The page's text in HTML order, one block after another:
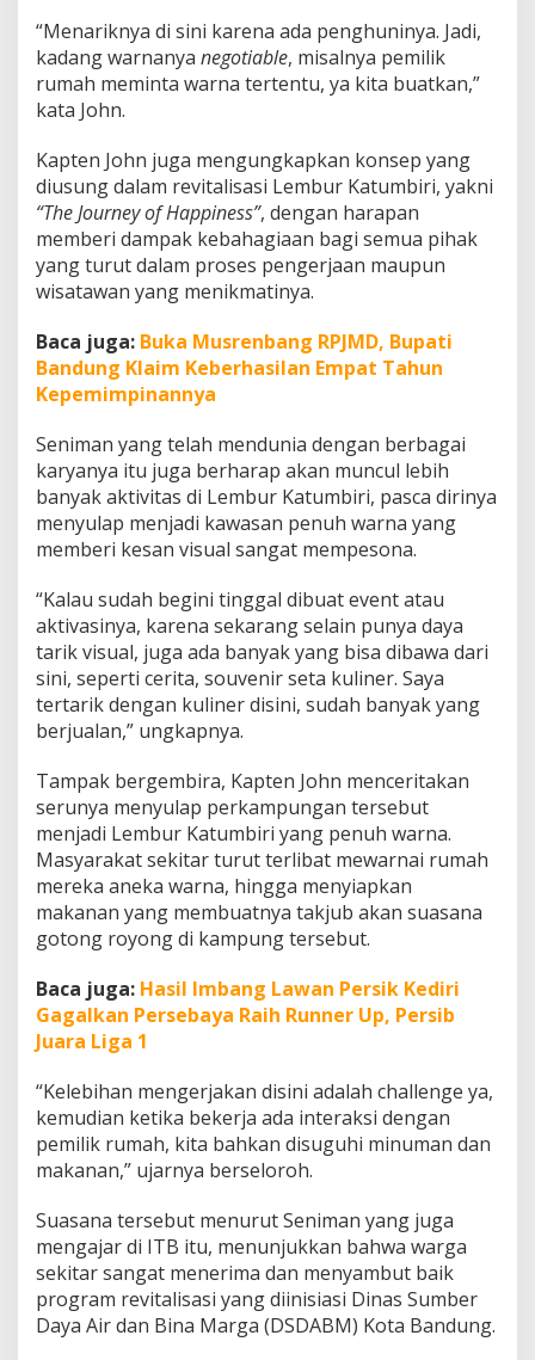
o
u
r
n
o
f
a
p
p
i
s
s
“Menariknya di sini karena ada penghuninya. Jadi,
kadang warnanya negotiable, misalnya pemilik
rumah meminta warna tertentu, ya kita buatkan,”
kata John.
Kapten John juga mengungkapkan konsep yang
diusung dalam revitalisasi Lembur Katumbiri, yakni
“The Journey of Happiness”, dengan harapan
memberi dampak kebahagiaan bagi semua pihak
yang turut dalam proses pengerjaan maupun
wisatawan yang menikmatinya.
Baca juga: Buka Musrenbang RPJMD, Bupati
Bandung Klaim Keberhasilan Empat Tahun
Kepemimpinannya
Seniman yang telah mendunia dengan berbagai
karyanya itu juga berharap akan muncul lebih
banyak aktivitas di Lembur Katumbiri, pasca dirinya
menyulap menjadi kawasan penuh warna yang
memberi kesan visual sangat mempesona.
“Kalau sudah begini tinggal dibuat event atau
aktivasinya, karena sekarang selain punya daya
tarik visual, juga ada banyak yang bisa dibawa dari
sini, seperti cerita, souvenir seta kuliner. Saya
tertarik dengan kuliner disini, sudah banyak yang
berjualan,” ungkapnya.
Tampak bergembira, Kapten John menceritakan
serunya menyulap perkampungan tersebut
menjadi Lembur Katumbiri yang penuh warna.
Masyarakat sekitar turut terlibat mewarnai rumah
mereka aneka warna, hingga menyiapkan
makanan yang membuatnya takjub akan suasana
gotong royong di kampung tersebut.
Baca juga: Hasil Imbang Lawan Persik Kediri
Gagalkan Persebaya Raih Runner Up, Persib
Juara Liga 1
“Kelebihan mengerjakan disini adalah challenge ya,
kemudian ketika bekerja ada interaksi dengan
pemilik rumah, kita bahkan disuguhi minuman dan
makanan,” ujarnya berseloroh.
Suasana tersebut menurut Seniman yang juga
mengajar di ITB itu, menunjukkan bahwa warga
sekitar sangat menerima dan menyambut baik
program revitalisasi yang diinisiasi Dinas Sumber
Daya Air dan Bina Marga (DSDABM) Kota Bandung.